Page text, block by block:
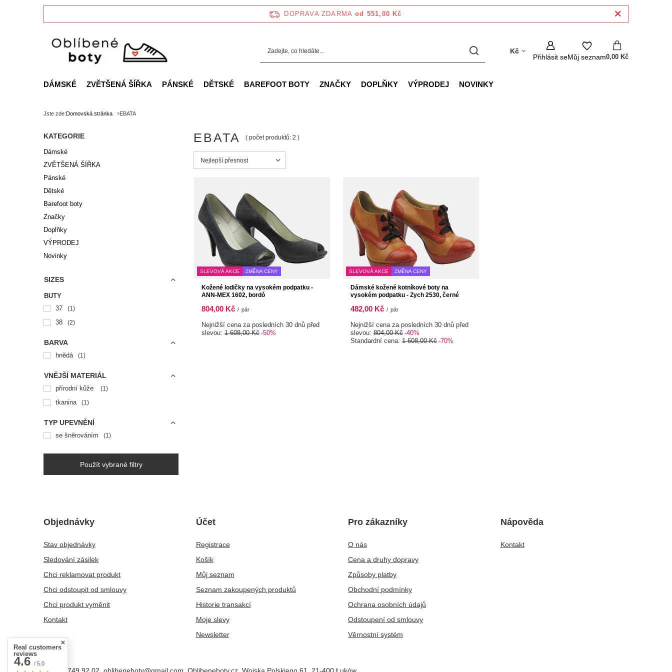
DOPRAVA ZDARMA od 551,00 Kč
Kč
Přihlásit seMůj seznam0,00 Kč
DÁMSKÉ ZVĚTŠENÁ ŠÍŘKA PÁNSKÉ DĚTSKÉ BAREFOOT BOTY ZNAČKY DOPLŇKY VÝPRODEJ NOVINKY
Jste zde:Domovská stránka EBATA
KATEGORIE
Dámské
ZVĚTŠENÁ ŠÍŘKA
Pánské
Dětské
Barefoot boty
Značky
Doplňky
VÝPRODEJ
Novinky
SIZES
BUTY
37
1
38 2
BARVA
hnědá 1
VNĚJŠÍ MATERIÁL
přírodní kůže 1
tkanina 1
TYP UPEVNĚNÍ
se šněrováním 1
Použít vybrané filtry
EBATA ( počet produktů: 2 )
Zmień sortowanie
Nejlepší přesnost
SLEVOVÁ AKCE ZMĚNA CENY
Kožené lodičky na vysokém podpatku -
ANN-MEX 1602, bordó
804,00 Kč / pár
Nejnižší cena za posledních 30 dnů před
slevou: 1 608,00 Kč -50%
SLEVOVÁ AKCE ZMĚNA CENY
Dámské kožené kotníkové boty na
vysokém podpatku - Zych 2530, černé
482,00 Kč / pár
Nejnižší cena za posledních 30 dnů před
slevou: 804,00 Kč -40%
Standardní cena: 1 608,00 Kč -70%
Objednávky
Stav objednávky
Sledování zásilek
Chci reklamovat produkt
Chci odstoupit od smlouvy
Chci produkt vyměnit
Kontakt
Účet
Registrace
Košík
Můj seznam
Seznam zakoupených produktů
Historie transakcí
Moje slevy
Newsletter
Pro zákazníky
O nás
Cena a druhy dopravy
Způsoby platby
Obchodní podmínky
Ochrana osobních údajů
Odstoupení od smlouvy
Věrnostní systém
Nápověda
Kontakt
Real customers
reviews
4.6 / 5.0